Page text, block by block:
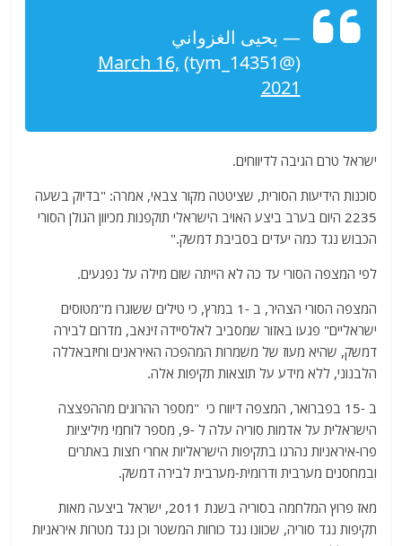
— يحيى الغزواني
(@tym_14351)
March 16,
2021
ישראל טרם הגיבה לדיווחים.
סוכנות הידיעות הסורית, שציטטה מקור צבאי, אמרה: "בדיוק בשעה
2235 היום בערב ביצע האויב הישראלי תוקפנות מכיוון הגולן הסורי
הכבוש נגד כמה יעדים בסביבת דמשק."
לפי המצפה הסורי עד כה לא הייתה שום מילה על נפגעים.
המצפה הסורי הצהיר, ב -1 במרץ, כי טילים ששוגרו מ"מטוסים
ישראליים" פגעו באזור שמסביב לאלסיידה זינאב, מדרום לבירה
דמשק, שהיא מעוז של משמרות המהפכה האיראנים וחיזבאללה
הלבנוני, ללא מידע על תוצאות תקיפות אלה.
ב -15 בפברואר, המצפה דיווח כי "מספר ההרוגים מההפצצה
הישראלית על אדמות סוריה עלה ל -9, מספר לוחמי מיליציות
פרו-איראניות נהרגו בתקיפות הישראליות אחרי חצות באתרים
ובמחסנים מערבית ודרומית-מערבית לבירה דמשק.
מאז פרוץ המלחמה בסוריה בשנת 2011, ישראל ביצעה מאות
תקיפות נגד סוריה, שכוונו נגד כוחות המשטר וכן נגד מטרות איראניות